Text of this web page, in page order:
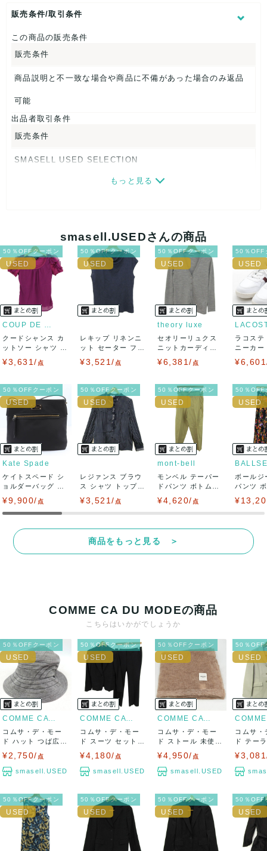
ウエスト：約64cm
股下：約65cm
裾幅：約14cm
【 生産地 】
日本
【 素材・成分 】
素材タグを撮影しておりますので、ご確認下さいませ。
【 商品札 】
販売条件/取引条件
この商品の販売条件
販売条件
商品説明と不一致な場合や商品に不備があった場合のみ返品
可能
出品者取引条件
販売条件
SMASELL USED SELECTION
画像ダウンロードなので、転売にも最適♪
ネコポスの場合は日時指定ができませんので、ご了承下さい
ませ。
USED品に関しましては、見る方によって状態の価値観が異な
りますので、トラブルを避けるため、神経質な方や完璧な商
品を求められる方は御購入をお控えください。
また商品には細心の注意をはらっておりますが、何かござい
ましたら、レビュー記載前に必ずコメント欄よりご連絡お願
い致します。対応できることがあれば、誠意をもって対応致
また並行輸入品もございますので、真贋方法などお答えでき
ない場合もございます。
万が一、購入後に偽造品等が発覚しましたら、返品・返金に
決済方法
送料：¥1,650 (見込み)
送料表を確認する
出荷目安：5営業日以内
出荷予定日：なるべく最短で発送致します。
兵庫県から出荷
もっと見る
smasell.USEDさんの商品
50％OFFクーポン
COUP DE CHANCE
クードシャンス カ
ットソー シャツ 半
¥3,631/ 点
50％OFFクーポン
レキップ リネンニ
ット セーター フレ
¥3,521/ 点
50％OFFクーポン
theory luxe
セオリーリュクス
ニットカーディガ
¥6,381/ 点
50％OFF
ラコステ
ニーカ
50％OFFクーポン
Kate Spade
ケイトスペード シ
ョルダーバッグ ナ
¥9,900/ 点
50％OFFクーポン
レジァンス ブラウ
ス シャツ トップス
¥3,521/ 点
50％OFFクーポン
mont-bell
モンベル テーパー
ドパンツ ボトムス
¥4,620/ 点
50％OFF
ボールジ
パンツ
商品をもっと見る ＞
COMME CA DU MODEの商品
こちらはいかがでしょうか
50％OFFクーポン
COMME CA DU MODE
コムサ・デ・モー
ド ハット つば広
¥2,750/ 点
smasell.USED
50％OFFクーポン
COMME CA DU MODE
コムサ・デ・モー
ド スーツ セットア
¥4,180/ 点
smasell.USED
50％OFFクーポン
COMME CA DU MODE
コムサ・デ・モー
ド ストール 未使用
¥4,950/ 点
smasell.USED
50％OFF
コムサ・
ド テー
50％OFFクーポン 50％OFFクーポン 50％OFFクーポン 50％OFF